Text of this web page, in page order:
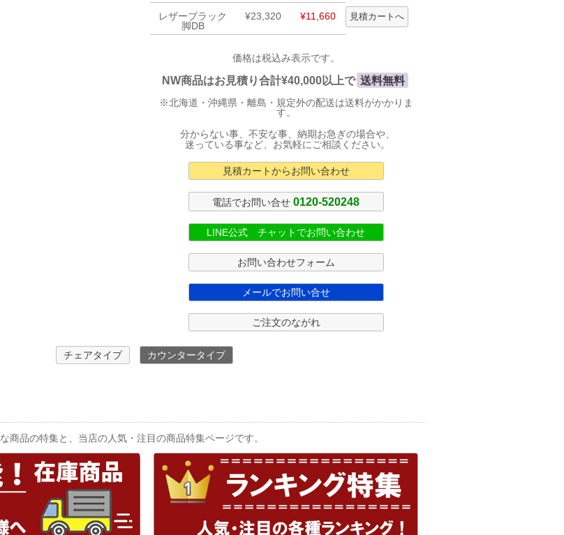
レザーブラック
脚DB
¥23,320 ¥11,660
価格は税込み表示です。
NW商品はお見積り合計¥40,000以上で 送料無料
※北海道・沖縄県・離島・規定外の配送は送料がかかりま
す。
分からない事、不安な事、納期お急ぎの場合や、
迷っている事など、お気軽にご相談ください。
見積カートからお問い合わせ
電話でお問い合せ0120-520248
LINE公式 チャットでお問い合わせ
お問い合わせフォーム
メールでお問い合せ
ご注文のながれ
チェアタイプ カウンタータイプ
商品の特集と、当店の人気・注目の商品特集ページです。